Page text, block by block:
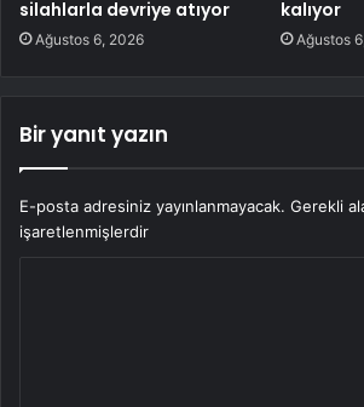
silahlarla devriye atıyor
Ağustos 6, 2026
kalıyor
Ağustos
Bir yanıt yazın
E-posta adresiniz yayınlanmayacak. Gerekli
işaretlenmişlerdir